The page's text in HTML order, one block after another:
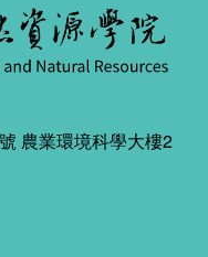
農業環境科學大樓2